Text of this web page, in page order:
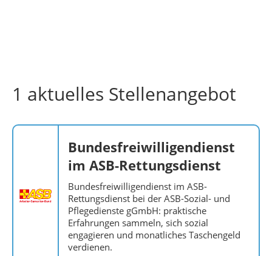
1 aktuelles Stellenangebot
Bundesfreiwilligendienst
im ASB-Rettungsdienst
Bundesfreiwilligendienst im ASB-
Rettungsdienst bei der ASB-Sozial- und
Pflegedienste gGmbH: praktische
Erfahrungen sammeln, sich sozial
engagieren und monatliches Taschengeld
verdienen.